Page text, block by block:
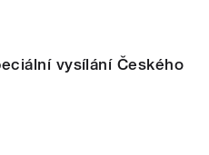
vysílání Českého